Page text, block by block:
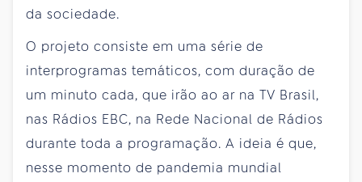
da sociedade.
O projeto consiste em uma série de
interprogramas temáticos, com duração de
um minuto cada, que irão ao ar na TV Brasil,
nas Rádios EBC, na Rede Nacional de Rádios
durante toda a programação. A ideia é que,
nesse momento de pandemia mundial